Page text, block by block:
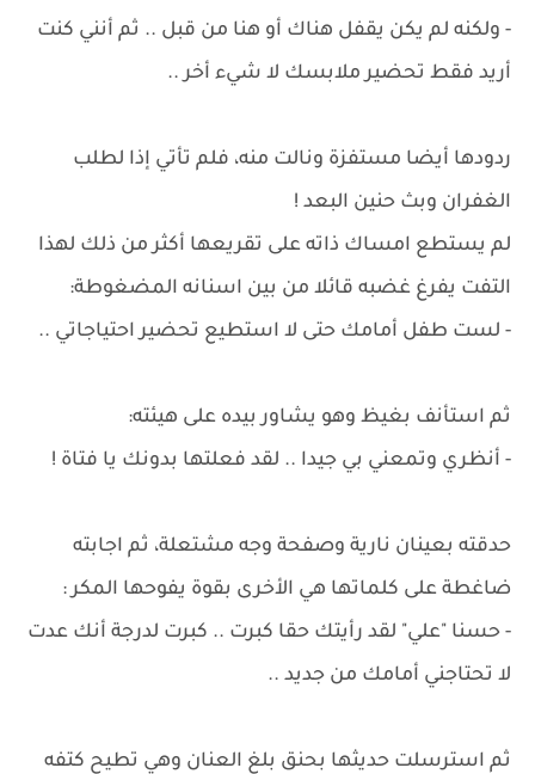
- ولكنه لم يكن يقفل هناك أو هنا من قبل .. ثم أنني كنت
أريد فقط تحضير ملابسك لا شيء أخر ..
ردودها أيضا مستفزة ونالت منه، فلم تأتي إذا لطلب
الغفران وبث حنين البعد !
لم يستطع امساك ذاته على تقريعها أكثر من ذلك لهذا
التفت يفرغ غضبه قائلا من بين اسنانه المضغوطة:
- لست طفل أمامك حتى لا استطيع تحضير احتياجاتي ..
ثم استأنف بغيظ وهو يشاور بيده على هيئته:
- أنظري وتمعني بي جيدا .. لقد فعلتها بدونك يا فتاة !
حدقته بعينان نارية وصفحة وجه مشتعلة، ثم اجابته
ضاغطة على كلماتها هي الأخرى بقوة يفوحها المكر :
- حسنا "علي" لقد رأيتك حقا كبرت .. كبرت لدرجة أنك عدت
لا تحتاجني أمامك من جديد ..
ثم استرسلت حديثها بحنق بلغ العنان وهي تطيح كتفه